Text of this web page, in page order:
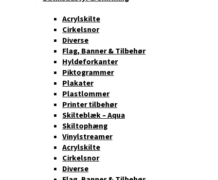
Acrylskilte
Cirkelsnor
Diverse
Flag, Banner & Tilbehør
Hyldeforkanter
Piktogrammer
Plakater
Plastlommer
Printer tilbehør
Skilteblæk – Aqua
Skiltophæng
Vinylstreamer
Acrylskilte
Cirkelsnor
Diverse